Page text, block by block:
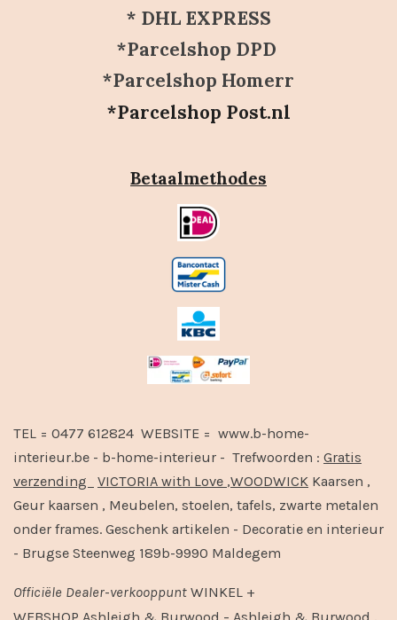
* DHL EXPRESS
*Parcelshop DPD
*Parcelshop Homerr
*Parcelshop Post.nl
Betaalmethodes
TEL = 0477 612824 WEBSITE = www.b-home-
interieur.be - b-home-interieur - Trefwoorden : Gratis
verzending
VICTORIA with Love ,WOODWICK Kaarsen ,
Geur kaarsen , Meubelen, stoelen, tafels, zwarte metalen
onder frames. Geschenk artikelen - Decoratie en interieur
- Brugse Steenweg 189b-9990 Maldegem
Officiële Dealer-verkooppunt WINKEL +
- ,